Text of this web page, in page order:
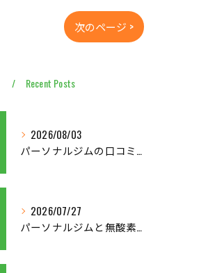
次のページ >
Recent Posts
2026/08/03
パーソナルジムの口コミから見る後悔しない選び方と実体験を徹底比較
2026/07/27
パーソナルジムと無酸素運動で東京都北区西多摩郡奥多摩町で理想の体を目指す方法